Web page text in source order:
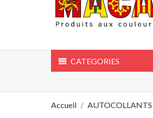
CATEGORIES
Accueil AUTOCOLLANTS